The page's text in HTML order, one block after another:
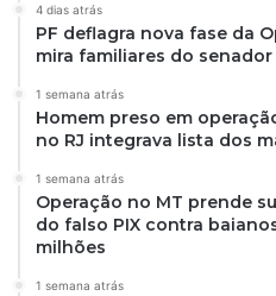
4 dias atrás
PF deflagra nova fase da
mira familiares do
1 semana atrás
Homem preso em
no RJ integrava lista dos
1 semana atrás
Operação no MT prende
do falso PIX contra
milhões
1 semana atrás